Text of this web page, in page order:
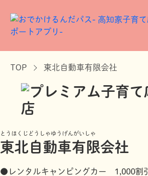
TOP 東北自動車有限会社
とうほくじどうしゃゆうげんがいしゃ
東北自動車有限会社
●レンタルキャンピングカー 1,000割引